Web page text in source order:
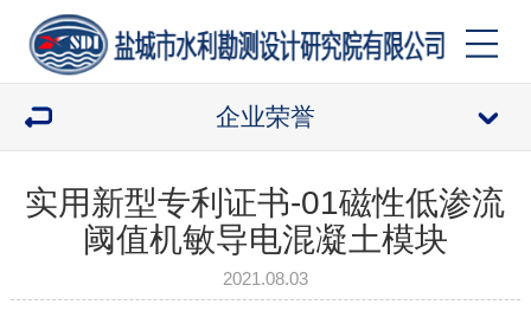
企业荣誉
实用新型专利证书-01磁性低渗流
阈值机敏导电混凝土模块
2021.08.03